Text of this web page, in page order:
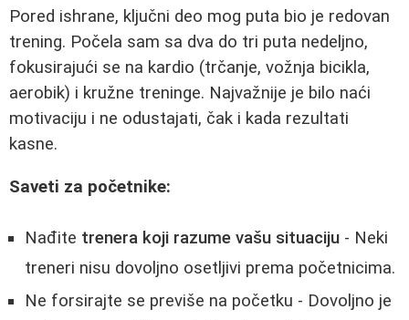
Pored ishrane, ključni deo mog puta bio je redovan
trening. Počela sam sa dva do tri puta nedeljno,
fokusirajući se na kardio (trčanje, vožnja bicikla,
aerobik) i kružne treninge. Najvažnije je bilo naći
motivaciju i ne odustajati, čak i kada rezultati
kasne.
Saveti za početnike:
Nađite trenera koji razume vašu situaciju - Neki
treneri nisu dovoljno osetljivi prema početnicima.
Ne forsirajte se previše na početku - Dovoljno je